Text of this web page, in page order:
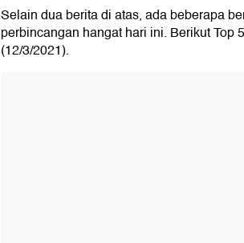
Selain dua berita di atas, ada beberapa
perbincangan hangat hari ini. Berikut Top
(12/3/2021).